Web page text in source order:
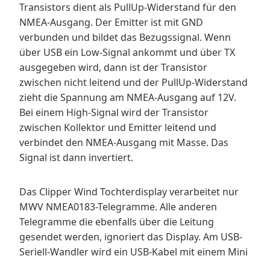
Transistors dient als PullUp-Widerstand für den
NMEA-Ausgang. Der Emitter ist mit GND
verbunden und bildet das Bezugssignal. Wenn
über USB ein Low-Signal ankommt und über TX
ausgegeben wird, dann ist der Transistor
zwischen nicht leitend und der PullUp-Widerstand
zieht die Spannung am NMEA-Ausgang auf 12V.
Bei einem High-Signal wird der Transistor
zwischen Kollektor und Emitter leitend und
verbindet den NMEA-Ausgang mit Masse. Das
Signal ist dann invertiert.
Das Clipper Wind Tochterdisplay verarbeitet nur
MWV NMEA0183-Telegramme. Alle anderen
Telegramme die ebenfalls über die Leitung
gesendet werden, ignoriert das Display. Am USB-
Seriell-Wandler wird ein USB-Kabel mit einem Mini